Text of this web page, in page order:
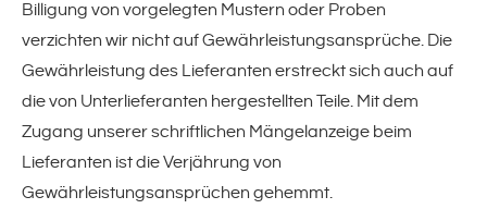
Billigung von vorgelegten Mustern oder Proben
verzichten wir nicht auf Gewährleistungsansprüche. Die
Gewährleistung des Lieferanten erstreckt sich auch auf
die von Unterlieferanten hergestellten Teile. Mit dem
Zugang unserer schriftlichen Mängelanzeige beim
Lieferanten ist die Verjährung von
Gewährleistungsansprüchen gehemmt.